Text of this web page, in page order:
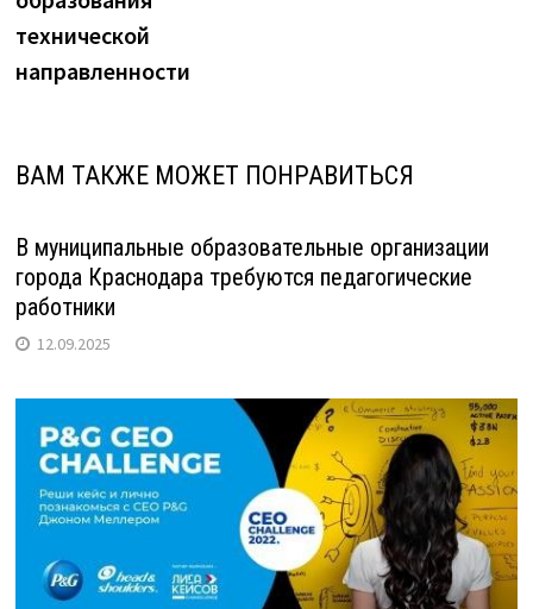
технической
направленности
ВАМ ТАКЖЕ МОЖЕТ ПОНРАВИТЬСЯ
В муниципальные образовательные организации
города Краснодара требуются педагогические
работники
12.09.2025